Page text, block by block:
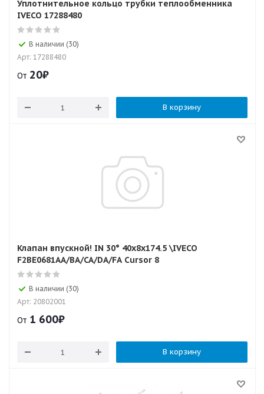
Уплотнительное кольцо трубки теплообменника
IVECO 17288480
В наличии (30)
Арт: 17288480
От 20₽
В корзину
Клапан впускной! IN 30° 40x8x174.5 \IVECO
F2BE0681AA/BA/CA/DA/FA Cursor 8
В наличии (30)
Арт: 20802001
От 1 600₽
В корзину